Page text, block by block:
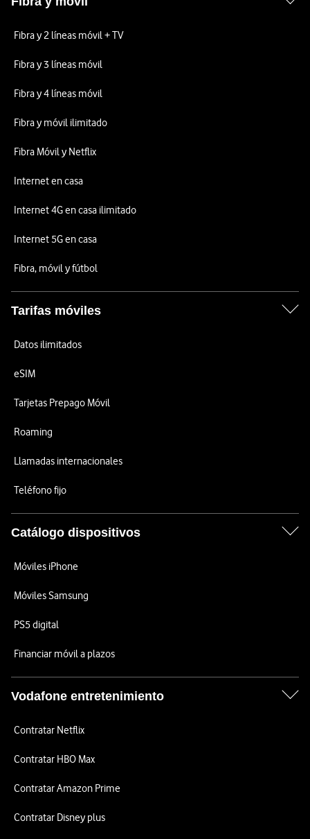
Fibra y 2 líneas móvil + TV
Fibra y 3 líneas móvil
Fibra y 4 líneas móvil
Fibra y móvil ilimitado
Fibra Móvil y Netflix
Internet en casa
Internet 4G en casa ilimitado
Internet 5G en casa
Fibra, móvil y fútbol
Tarifas móviles
Datos ilimitados
eSIM
Tarjetas Prepago Móvil
Roaming
Llamadas internacionales
Teléfono fijo
Catálogo dispositivos
Móviles iPhone
Móviles Samsung
PS5 digital
Financiar móvil a plazos
Vodafone entretenimiento
Contratar Netflix
Contratar HBO Max
Contratar Amazon Prime
Contratar Disney plus